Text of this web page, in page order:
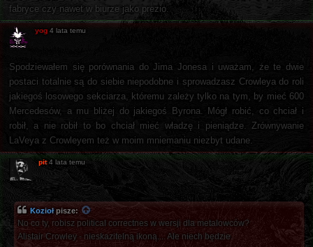
fabryce czy nawet w biurze jako prezio.
yog 4 lata temu
Spodziewałem się porównania do Jima Jonesa i uważam, że te dwie
postaci totalnie są do siebie niepodobne i sprowadzasz Crowleya do roli
jakiegoś losowego sekciarza, któremu zależy tylko na tym, by mieć 600
Mercedesów, a mu bliżej do jakiegoś Byrona. Mógł robić, co chciał i
robił, a nie robił to bo chciał mieć władzę i pieniądze. Zrównywanie
LaVeya z Crowleyem też w moim mniemaniu niezbyt udane.
pit 4 lata temu
Koziołpisze:
No co ty, robisz political correctnes w wersji dla metalowców?
Alistair Crowley - nieskazitelną ikoną.... Ale niech będzie.